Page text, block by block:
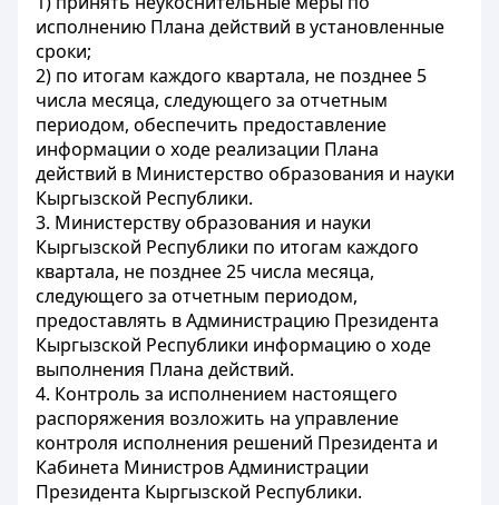
исполнению Плана действий в установленные
сроки;
2) по итогам каждого квартала, не позднее 5
числа месяца, следующего за отчетным
периодом, обеспечить предоставление
информации о ходе реализации Плана
действий в Министерство образования и науки
Кыргызской Республики.
3. Министерству образования и науки
Кыргызской Республики по итогам каждого
квартала, не позднее 25 числа месяца,
следующего за отчетным периодом,
предоставлять в Администрацию Президента
Кыргызской Республики информацию о ходе
выполнения Плана действий.
4. Контроль за исполнением настоящего
распоряжения возложить на управление
контроля исполнения решений Президента и
Кабинета Министров Администрации
Президента Кыргызской Республики.